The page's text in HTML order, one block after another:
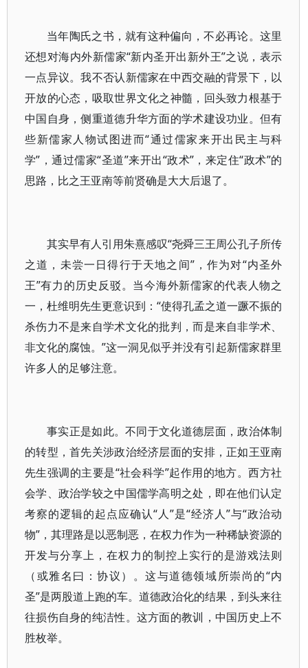
当年陶氏之书，就有这种偏向，不必再论。这里
还想对海内外新儒家“新内圣开出新外王”之说，表示
一点异议。我不否认新儒家在中西交融的背景下，以
开放的心态，吸取世界文化之神髓，回头致力根基于
中国自身，侧重道德升华方面的学术建设功业。但有
些新儒家人物试图进而“通过儒家来开出民主与科
学”，通过儒家“圣道”来开出“政术”，来定住“政术”的
思路，比之王亚南等前贤确是大大后退了。
其实早有人引用朱熹感叹“尧舜三王周公孔子所传
之道，未尝一日得行于天地之间”，作为对“内圣外
王”有力的历史反驳。当今海外新儒家的代表人物之
一，杜维明先生更意识到：“使得孔孟之道一蹶不振的
杀伤力不是来自学术文化的批判，而是来自非学术、
非文化的腐蚀。”这一洞见似乎并没有引起新儒家群里
许多人的足够注意。
事实正是如此。不同于文化道德层面，政治体制
的转型，首先关涉政治经济层面的安排，正如王亚南
先生强调的主要是“社会科学”起作用的地方。西方社
会学、政治学较之中国儒学高明之处，即在他们认定
考察的逻辑的起点应确认“人”是“经济人”与“政治动
物”，其理路是以恶制恶，在权力作为一种稀缺资源的
开发与分享上，在权力的制控上实行的是游戏法则
（或雅名曰：协议）。这与道德领域所崇尚的“内
圣”是两股道上跑的车。道德政治化的结果，到头来往
往损伤自身的纯洁性。这方面的教训，中国历史上不
胜枚举。